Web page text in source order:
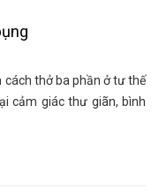
cách thở ba phần ở tư thế
cảm giác thư giãn, bình